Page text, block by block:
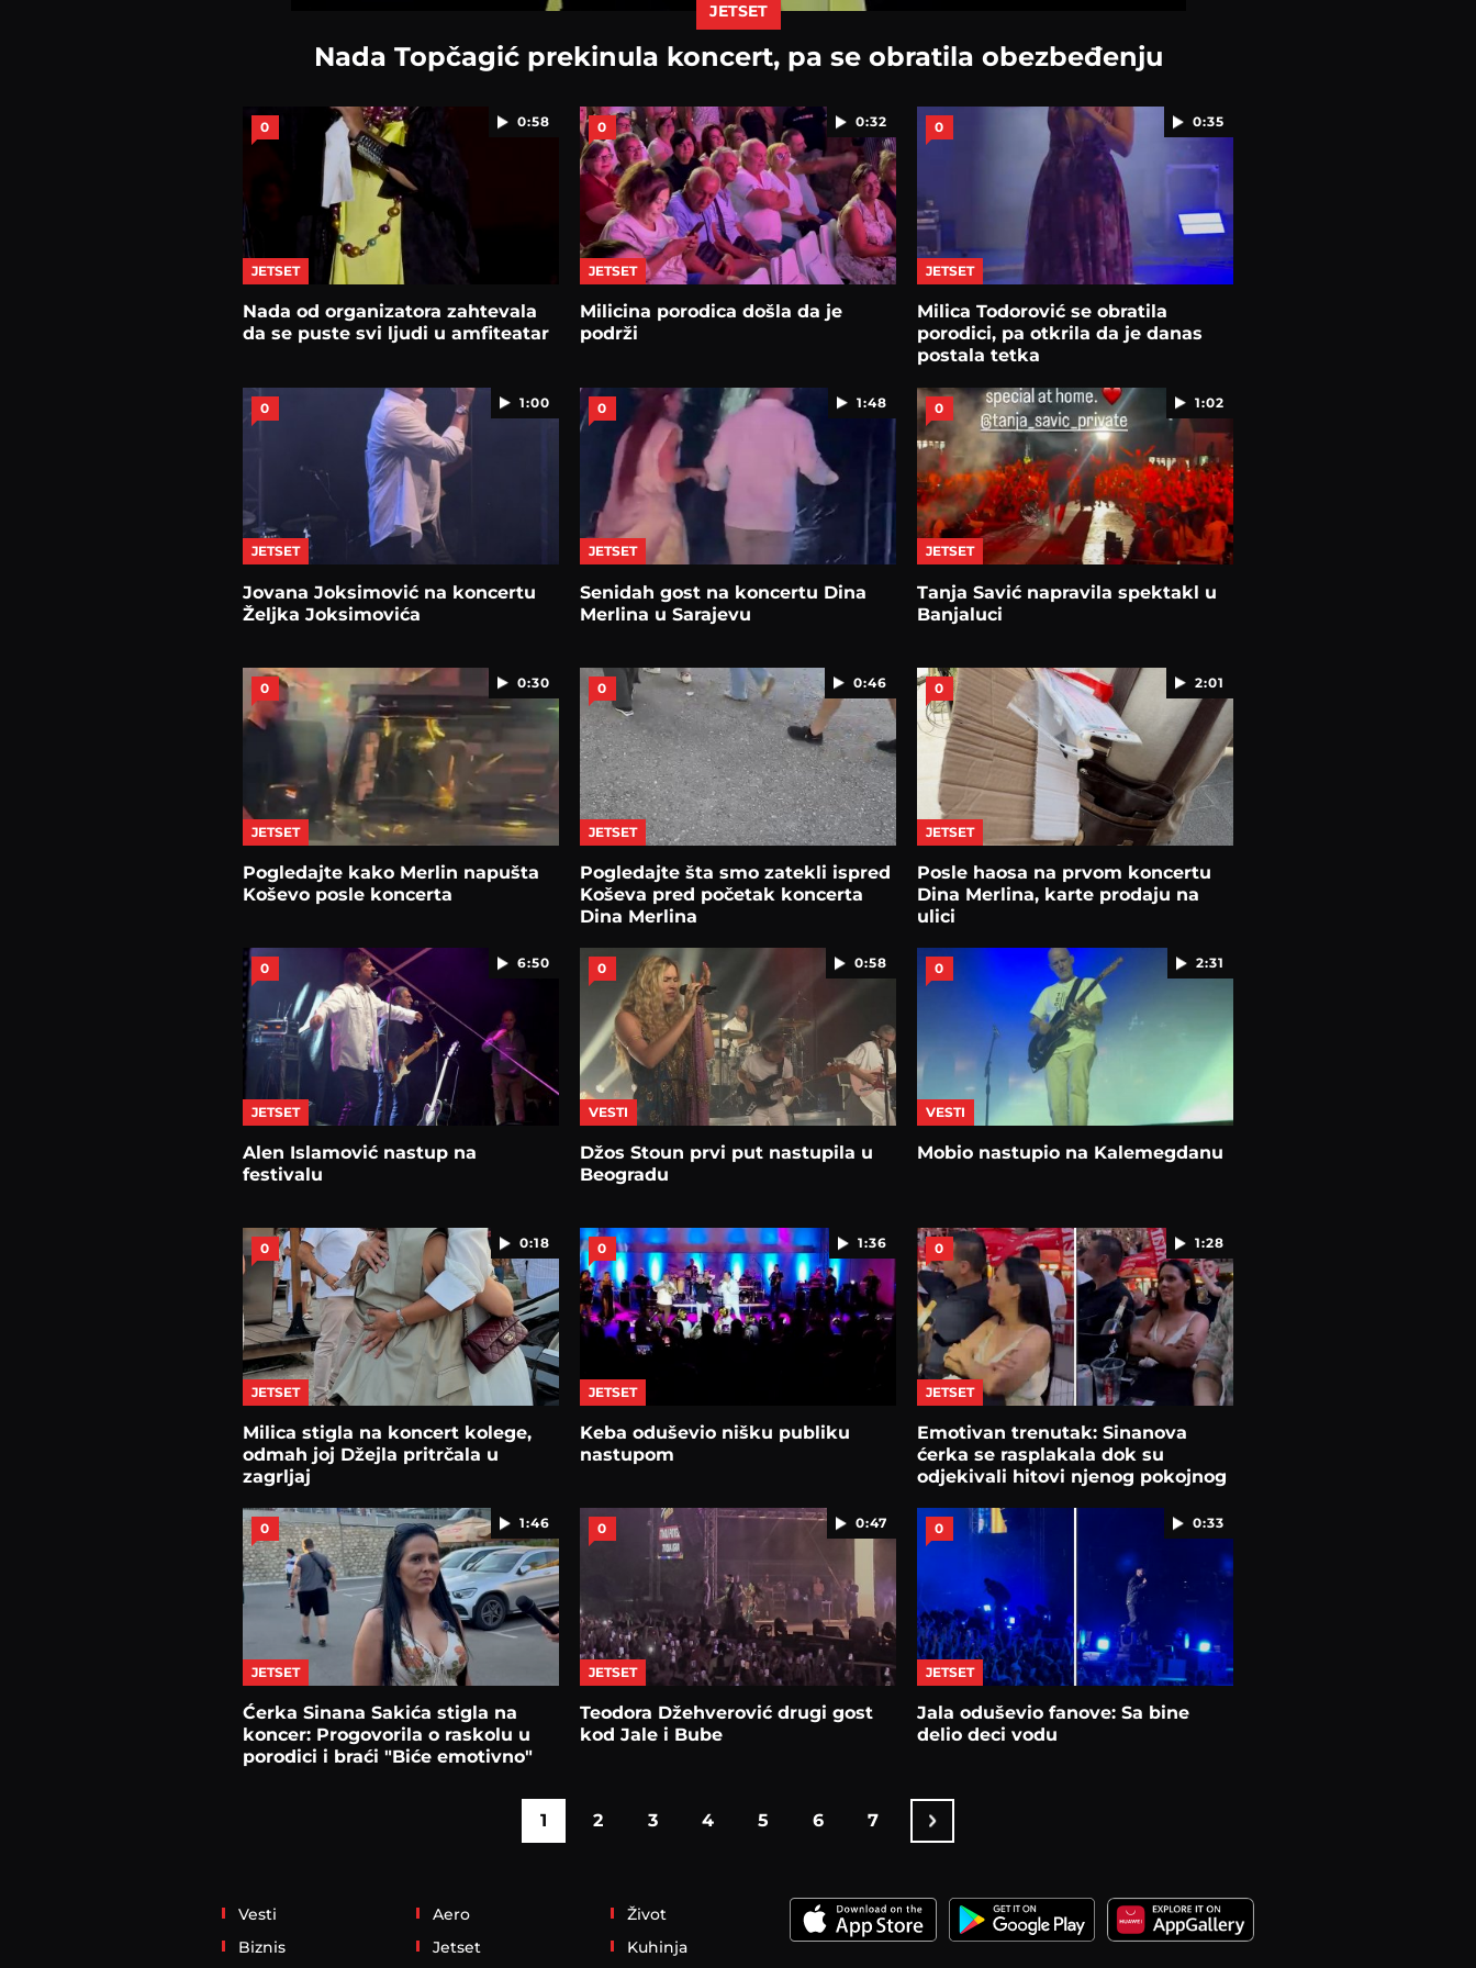
JETSET
Nada Topčagić prekinula koncert, pa se obratila obezbeđenju
0:58
0
JETSET
Nada od organizatora zahtevala
da se puste svi ljudi u amfiteatar
0:32
0
JETSET
Milicina porodica došla da je
podrži
0:35
0
JETSET
Milica Todorović se obratila
porodici, pa otkrila da je danas
postala tetka
1:00
0
JETSET
Jovana Joksimović na koncertu
Željka Joksimovića
1:48
0
JETSET
Senidah gost na koncertu Dina
Merlina u Sarajevu
1:02
0
JETSET
Tanja Savić napravila spektakl u
Banjaluci
0:30
0
JETSET
Pogledajte kako Merlin napušta
Koševo posle koncerta
0:46
0
JETSET
Pogledajte šta smo zatekli ispred
Koševa pred početak koncerta
Dina Merlina
2:01
0
JETSET
Posle haosa na prvom koncertu
Dina Merlina, karte prodaju na
ulici
6:50
0
JETSET
Alen Islamović nastup na
festivalu
0:58
0
VESTI
Džos Stoun prvi put nastupila u
Beogradu
2:31
0
VESTI
Mobio nastupio na Kalemegdanu
0:18
0
JETSET
Milica stigla na koncert kolege,
odmah joj Džejla pritrčala u
zagrljaj
1:36
0
JETSET
Keba oduševio nišku publiku
nastupom
1:28
0
JETSET
Emotivan trenutak: Sinanova
ćerka se rasplakala dok su
odjekivali hitovi njenog pokojnog
1:46
0
JETSET
Ćerka Sinana Sakića stigla na
koncer: Progovorila o raskolu u
porodici i braći "Biće emotivno"
0:47
0
JETSET
Teodora Džehverović drugi gost
kod Jale i Bube
0:33
0
JETSET
Jala oduševio fanove: Sa bine
delio deci vodu
1 2 3 4 5 6 7
Vesti
Biznis
Aero
Jetset
Život
Kuhinja